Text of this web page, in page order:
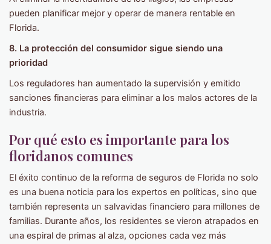
pueden planificar mejor y operar de manera rentable en
Florida.
8. La protección del consumidor sigue siendo una
prioridad
Los reguladores han aumentado la supervisión y emitido
sanciones financieras para eliminar a los malos actores de la
industria.
Por qué esto es importante para los
floridanos comunes
El éxito continuo de la reforma de seguros de Florida no solo
es una buena noticia para los expertos en políticas, sino que
también representa un salvavidas financiero para millones de
familias. Durante años, los residentes se vieron atrapados en
una espiral de primas al alza, opciones cada vez más